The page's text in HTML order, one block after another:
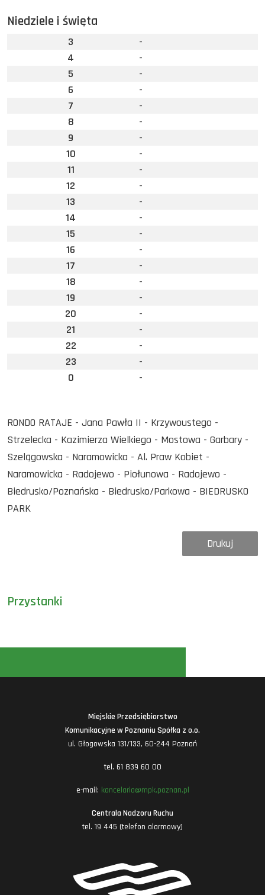
Przystanki
Niedziele i święta
3
-
4
-
5
-
6
-
7
-
8
-
9
-
10
-
11
-
12
-
13
-
14
-
15
-
16
-
17
-
18
-
19
-
20
-
21
-
22
-
23
-
0
-
RONDO RATAJE - Jana Pawła II - Krzywoustego -
Strzelecka - Kazimierza Wielkiego - Mostowa - Garbary -
Szelągowska - Naramowicka - Al. Praw Kobiet -
Naramowicka - Radojewo - Piołunowa - Radojewo -
Biedrusko/Poznańska - Biedrusko/Parkowa - BIEDRUSKO
PARK
Drukuj
Miejskie Przedsiębiorstwo
Komunikacyjne w Poznaniu Spółka z o.o.
ul. Głogowska 131/133, 60-244 Poznań
tel. 61 839 60 00
e-mail: kancelaria@mpk.poznan.pl
Centrala Nadzoru Ruchu
tel. 19 445 (telefon alarmowy)